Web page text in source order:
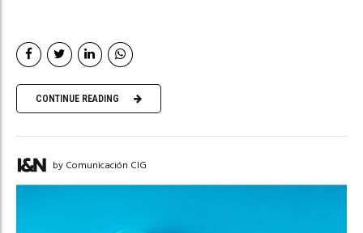
CONTINUE READING
by Comunicación CIG